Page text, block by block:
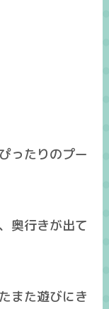
ったりのプー
奥行きが出て
また遊びにき